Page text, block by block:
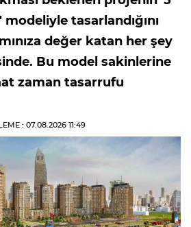
tasarlandığını
değer katan her şey
Bu model sakinlerine
zaman tasarrufu
: 07.08.2026 11:49